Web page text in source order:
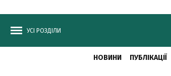
УСІ РОЗДІЛИ
НОВИНИ ПУБЛІКАЦІЇ